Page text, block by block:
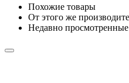
Похожие товары
От этого же
Недавно просмотренные